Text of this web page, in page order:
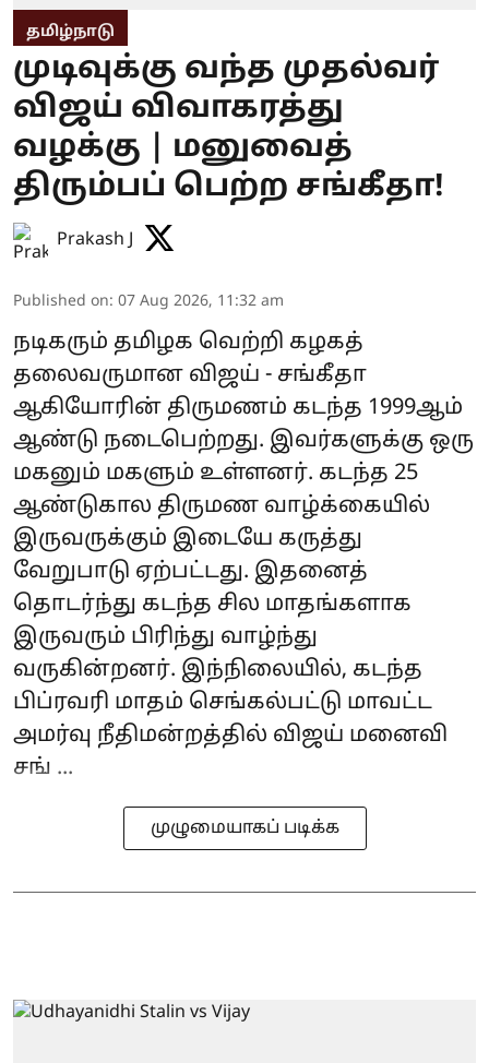
தமிழ்நாடு
முடிவுக்கு வந்த முதல்வர்
விஜய் விவாகரத்து
வழக்கு | மனுவைத்
திரும்பப் பெற்ற சங்கீதா!
Prakash J
Published on: 07 Aug 2026, 11:32 am
நடிகரும் தமிழக வெற்றி கழகத்
தலைவருமான விஜய் - சங்கீதா
ஆகியோரின் திருமணம் கடந்த 1999ஆம்
ஆண்டு நடைபெற்றது. இவர்களுக்கு ஒரு
மகனும் மகளும் உள்ளனர். கடந்த 25
ஆண்டுகால திருமண வாழ்க்கையில்
இருவருக்கும் இடையே கருத்து
வேறுபாடு ஏற்பட்டது. இதனைத்
தொடர்ந்து கடந்த சில மாதங்களாக
இருவரும் பிரிந்து வாழ்ந்து
வருகின்றனர். இந்நிலையில், கடந்த
பிப்ரவரி மாதம் செங்கல்பட்டு மாவட்ட
அமர்வு நீதிமன்றத்தில் விஜய் மனைவி
சங் ...
முழுமையாகப் படிக்க